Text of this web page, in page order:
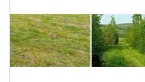
pas à me contacter